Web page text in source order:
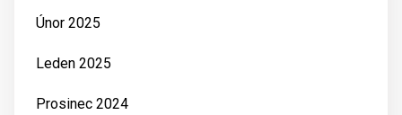
Únor 2025
Leden 2025
Prosinec 2024